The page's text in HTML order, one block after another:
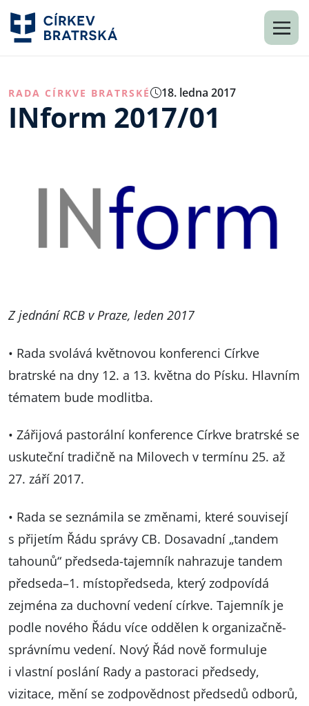
RADA CÍRKVE BRATRSKÉ 18. ledna 2017
INform 2017/01
Z jednání RCB v Praze, leden 2017
• Rada svolává květnovou konferenci Církve
bratrské na dny 12. a 13. května do Písku. Hlavním
tématem bude modlitba.
• Zářijová pastorální konference Církve bratrské se
uskuteční tradičně na Milovech v termínu 25. až
27. září 2017.
• Rada se seznámila se změnami, které souvisejí
s přijetím Řádu správy CB. Dosavadní „tandem
tahounů“ předseda-tajemník nahrazuje tandem
předseda–1. místopředseda, který zodpovídá
zejména za duchovní vedení církve. Tajemník je
podle nového Řádu více oddělen k organizačně-
správnímu vedení. Nový Řád nově formuluje
i vlastní poslání Rady a pastoraci předsedy,
vizitace, mění se zodpovědnost předsedů odborů,